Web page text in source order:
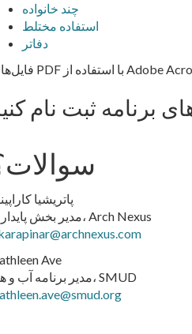
چند خانواده
استفاده مختلط
دفاتر
برنامه ثبت نام
پاتریشیا
مدیر بخش پایداری، Arch Nexus
Ave
مدیر برنامه آب و هوا، SMUD